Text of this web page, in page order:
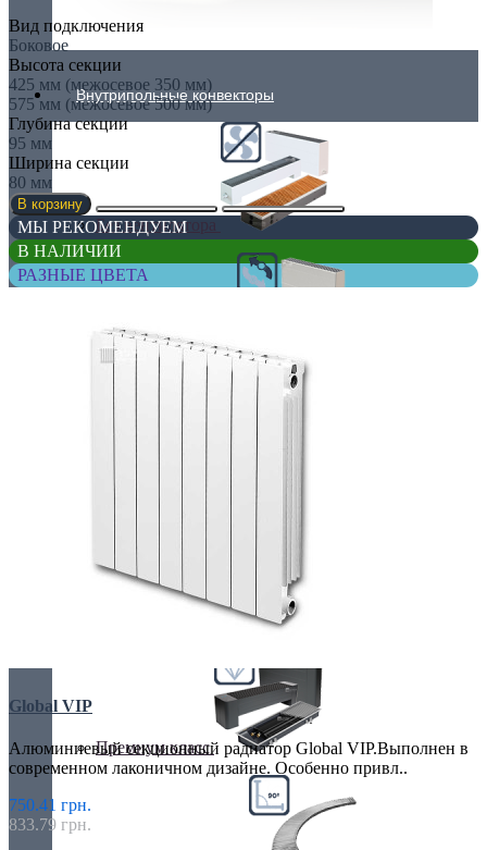
Внутрипольные конвекторы
Без вентилятора
Климаконвекторы
Недорогие
Низкие (до 70 мм)
Премиум класс
Вид подключения
Боковое
Высота секции
425 мм (межосевое 350 мм)
575 мм (межосевое 500 мм)
Глубина секции
95 мм
Ширина секции
80 мм
В корзину
МЫ РЕКОМЕНДУЕМ
В НАЛИЧИИ
РАЗНЫЕ ЦВЕТА
Global VIP
Алюминиевый секционный радиатор Global VIP.Выполнен в
современном лаконичном дизайне. Особенно привл..
750.41 грн.
833.79 грн.